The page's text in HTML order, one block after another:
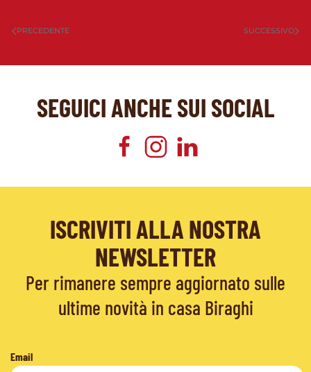
PRECEDENTE SUCCESSIVO
SEGUICI ANCHE SUI SOCIAL
ISCRIVITI ALLA NOSTRA
NEWSLETTER
Per rimanere sempre aggiornato sulle
ultime novità in casa Biraghi
Email